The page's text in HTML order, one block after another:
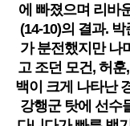
에 빠졌으며 리바
(14-10)의 결과.
가 분전했지만 나
고 조던 모건, 허
백이 크게 나타난
강행군 탓에 선수